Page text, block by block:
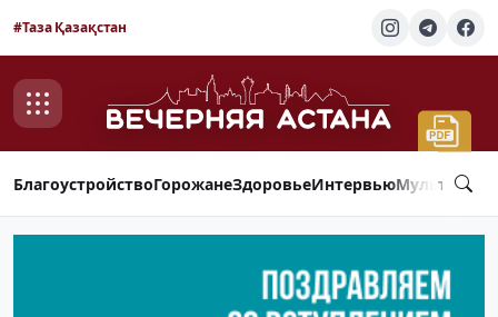
#Таза Қазақстан
БлагоустройствоГорожанеЗдоровьеИнтервью